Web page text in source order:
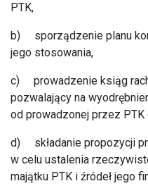
PTK,
b) sporządzenie planu
jego stosowania,
c) prowadzenie ksiąg
pozwalający na
od prowadzonej przez PTK
d) składanie propozycji
w celu ustalenia
majątku PTK i źródeł jego